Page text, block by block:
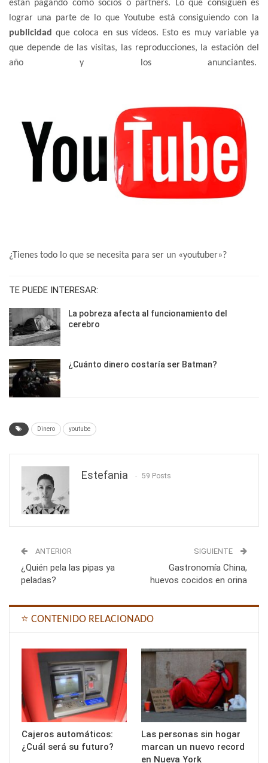
están pagando como socios o partners. Lo que consiguen es
lograr una parte de lo que Youtube está consiguiendo con la
publicidad que coloca en sus vídeos. Esto es muy variable ya
que depende de las visitas, las reproducciones, la estación del
año y los anunciantes.
¿Tienes todo lo que se necesita para ser un «youtuber»?
TE PUEDE INTERESAR:
La pobreza afecta al funcionamiento del
cerebro
¿Cuánto dinero costaría ser Batman?
Dinero youtube
Estefania 59 Posts
ANTERIOR
¿Quién pela las pipas ya
peladas?
SIGUIENTE
Gastronomía China,
huevos cocidos en orina
⭐ CONTENIDO RELACIONADO
Cajeros automáticos:
¿Cuál será su futuro?
Las personas sin hogar
marcan un nuevo record
en Nueva York